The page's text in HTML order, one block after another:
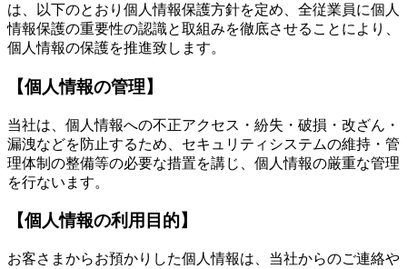
は、以下のとおり個人情報保護方針を定め、全従業員に個人
情報保護の重要性の認識と取組みを徹底させることにより、
個人情報の保護を推進致します。
【個人情報の管理】
当社は、個人情報への不正アクセス・紛失・破損・改ざん・
漏洩などを防止するため、セキュリティシステムの維持・管
理体制の整備等の必要な措置を講じ、個人情報の厳重な管理
を行ないます。
【個人情報の利用目的】
お客さまからお預かりした個人情報は、当社からのご連絡や